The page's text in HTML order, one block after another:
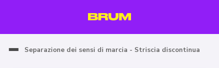
Separazione dei sensi di marcia - Striscia discontinua